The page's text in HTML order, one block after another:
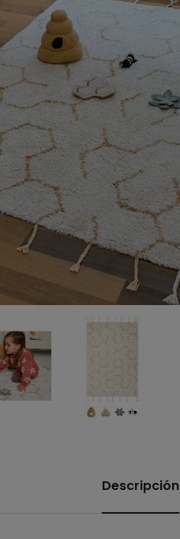
Descripción